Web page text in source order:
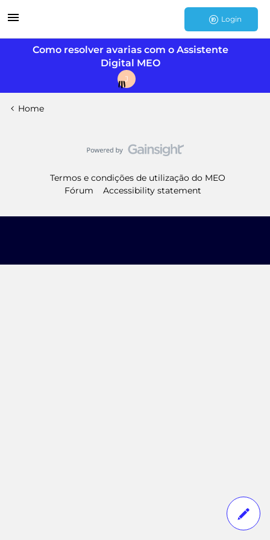
Login
Como resolver avarias com o Assistente
Digital MEO
J
Home
Termos e condições de utilização do MEO
Fórum
Accessibility statement